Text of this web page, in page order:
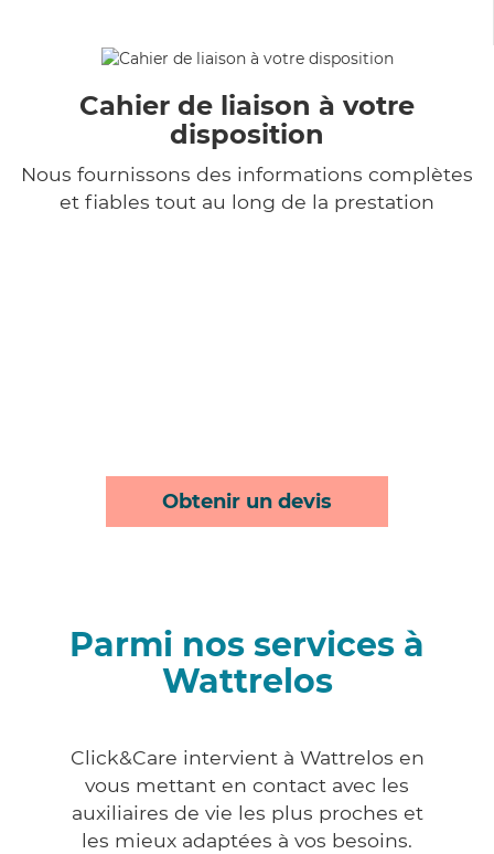
Cahier de liaison à votre
disposition
Nous fournissons des informations complètes
et fiables tout au long de la prestation
Obtenir un devis
Parmi nos services à
Wattrelos
Click&Care intervient à Wattrelos en
vous mettant en contact avec les
auxiliaires de vie les plus proches et
les mieux adaptées à vos besoins.